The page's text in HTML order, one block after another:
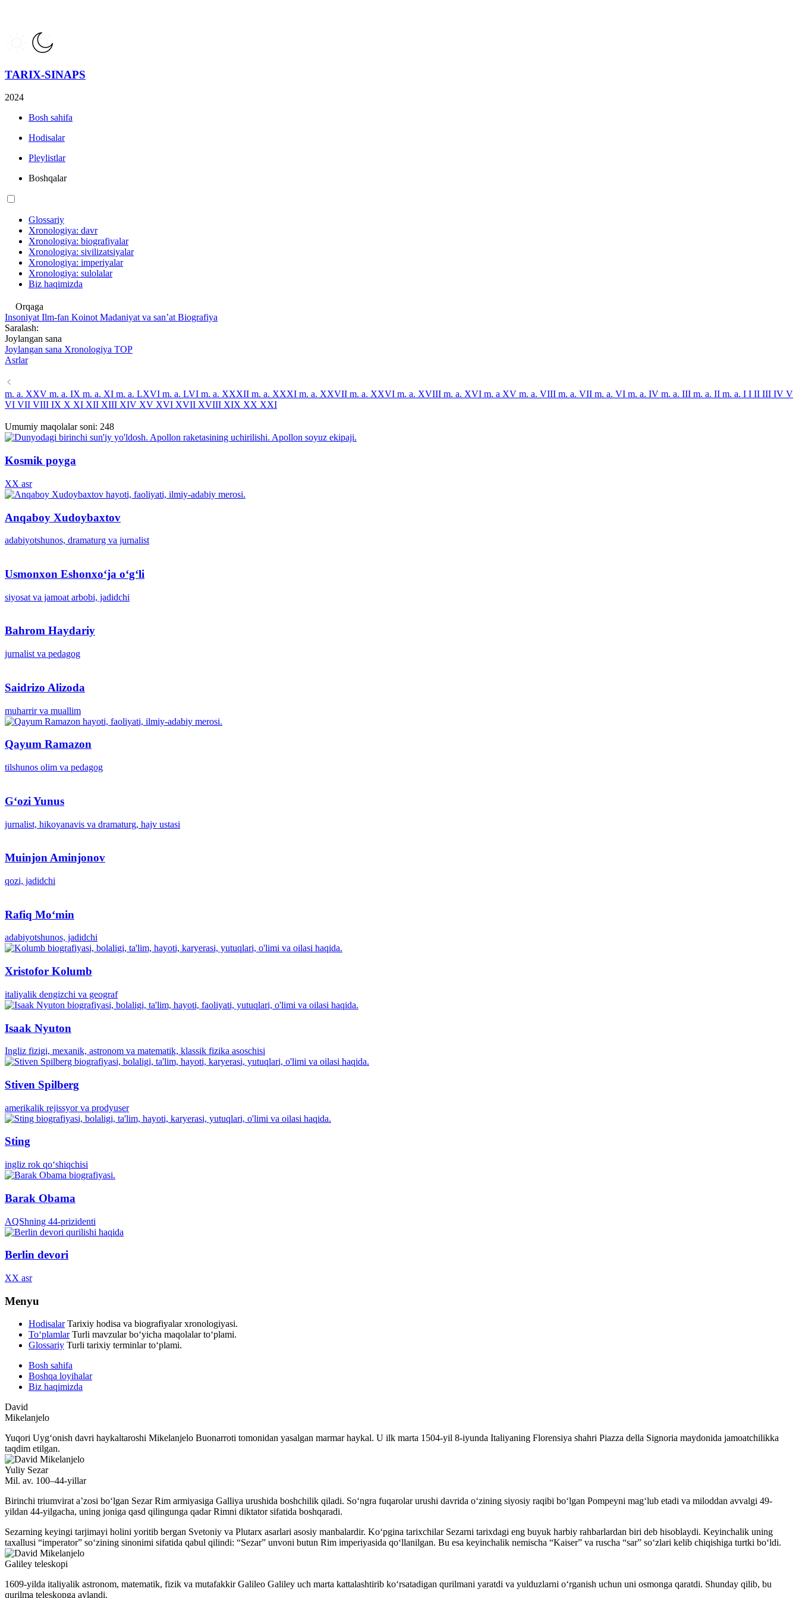
TARIX-SINAPS
2024
Bosh sahifa
Hodisalar
Pleylistlar
Boshqalar
Glossariy
Xronologiya: davr
Xronologiya: biografiyalar
Xronologiya: sivilizatsiyalar
Xronologiya: imperiyalar
Xronologiya: sulolalar
Biz haqimizda
Orqaga
InsoniyatIlm-fan KoinotMadaniyat va sanʼatBiografiya
Saralash:
Joylangan sana
Joylangan sana Xronologiya TOP
Asrlar
m. a. XXV m. a. IX m. a. XI m. a. LXVI m. a. LVI m. a. XXXII m. a. XXXI m. a. XXVII m. a. XXVI m. a. XVIII m. a. XVI m. a XV m. a. VIII m. a. VII m. a. VI m. a. IV m. a. III m. a. II m. a. I I II III IV V
VI VII VIII IX X XI XII XIII XIV XV XVI XVII XVIII XIX XX XXI
Umumiy maqolalar soni: 248
Kosmik poyga
XX asr
Anqaboy Xudoybaxtov
adabiyotshunos, dramaturg va jurnalist
Usmonxon Eshonxoʻja oʻgʻli
siyosat va jamoat arbobi, jadidchi
Bahrom Haydariy
jurnalist va pedagog
Saidrizo Alizoda
muharrir va muallim
Qayum Ramazon
tilshunos olim va pedagog
Gʻozi Yunus
jurnalist, hikoyanavis va dramaturg, hajv ustasi
Muinjon Aminjonov
qozi, jadidchi
Rafiq Moʻmin
adabiyotshunos, jadidchi
Xristofor Kolumb
italiyalik dengizchi va geograf
Isaak Nyuton
Ingliz fizigi, mexanik, astronom va matematik, klassik fizika asoschisi
Stiven Spilberg
amerikalik rejissyor va prodyuser
Sting
ingliz rok qoʻshiqchisi
Barak Obama
AQShning 44-prizidenti
Berlin devori
XX asr
Menyu
Hodisalar Tarixiy hodisa va biografiyalar xronologiyasi.
To‘plamlar Turli mavzular bo‘yicha maqolalar to‘plami.
Glossariy Turli tarixiy terminlar to‘plami.
Bosh sahifa
Boshqa loyihalar
Biz haqimizda
David
Mikelanjelo
Yuqori Uygʻonish davri haykaltaroshi Mikelanjelo Buonarroti tomonidan yasalgan marmar haykal. U ilk marta 1504-yil 8-iyunda Italiyaning Florensiya shahri Piazza della Signoria maydonida jamoatchilikka
taqdim etilgan.
Yuliy Sezar
Mil. av. 100–44-yillar
Birinchi triumvirat aʼzosi boʻlgan Sezar Rim armiyasiga Galliya urushida boshchilik qiladi. Soʻngra fuqarolar urushi davrida oʻzining siyosiy raqibi boʻlgan Pompeyni magʻlub etadi va miloddan avvalgi 49-
yildan 44-yilgacha, uning joniga qasd qilingunga qadar Rimni diktator sifatida boshqaradi.
Sezarning keyingi tarjimayi holini yoritib bergan Svetoniy va Plutarx asarlari asosiy manbalardir. Koʻpgina tarixchilar Sezarni tarixdagi eng buyuk harbiy rahbarlardan biri deb hisoblaydi. Keyinchalik uning
taxallusi “imperator” soʻzining sinonimi sifatida qabul qilindi: “Sezar” unvoni butun Rim imperiyasida qoʻllanilgan. Bu esa keyinchalik nemischa “Kaiser” va ruscha “sar” soʻzlari kelib chiqishiga turtki boʻldi.
Galiley teleskopi
1609-yilda italiyalik astronom, matematik, fizik va mutafakkir Galileo Galiley uch marta kattalashtirib koʻrsatadigan qurilmani yaratdi va yulduzlarni oʻrganish uchun uni osmonga qaratdi. Shunday qilib, bu
qurilma teleskopga aylandi.